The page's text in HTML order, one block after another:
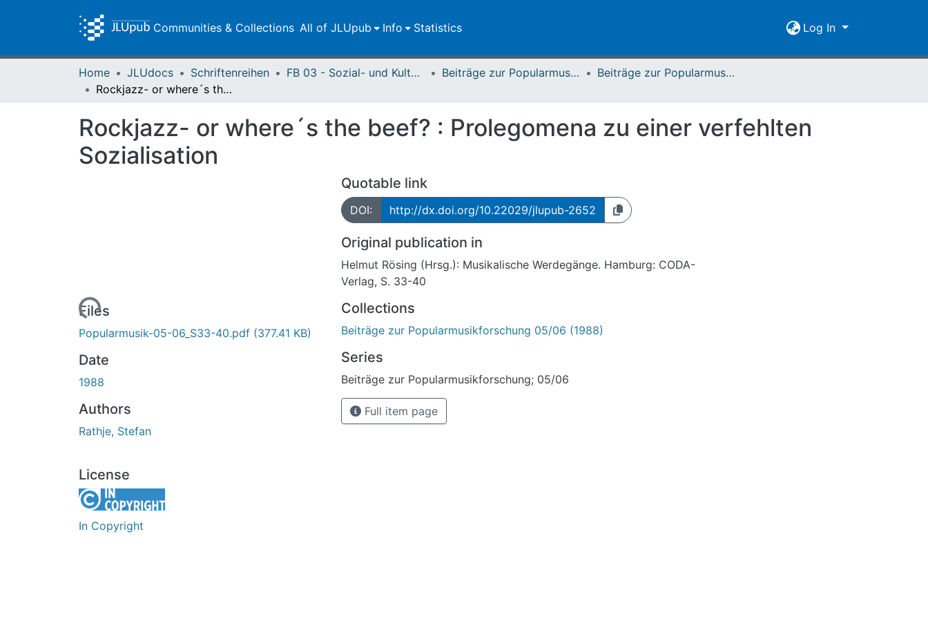
Communities & Collections All of JLUpub Info Statistics Log In
Home JLUdocs Schriftenreihen FB 03 - Sozial- und Kulturwissenschaften Beiträge zur Popularmusikforschung
Beiträge zur Popularmusikforschung 05/06 (1988)
Rockjazz- or where´s the beef? : Prolegomena zu einer verfehlten Sozialisation
Rockjazz- or where´s the beef? : Prolegomena zu einer verfehlten
Sozialisation
Loading...
Files
Popularmusik-05-06_S33-40.pdf (377.41 KB)
Date
1988
Authors
Rathje, Stefan
License
In Copyright
Quotable link
DOI: http://dx.doi.org/10.22029/jlupub-2652
Original publication in
Helmut Rösing (Hrsg.): Musikalische Werdegänge. Hamburg: CODA-
Verlag, S. 33-40
Collections
Beiträge zur Popularmusikforschung 05/06 (1988)
Series
Beiträge zur Popularmusikforschung; 05/06
Full item page